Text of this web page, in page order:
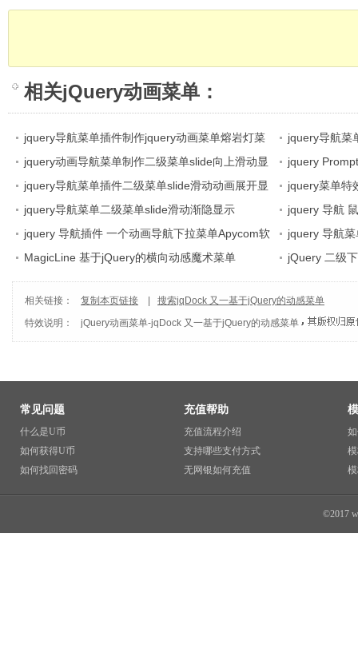
相关jQuery动画菜单 ：
jquery导航菜单插件制作jquery动画菜单熔岩灯菜
单效果
jquery导航菜
航条
jquery动画导航菜单制作二级菜单slide向上滑动显
示
jquery
ipad主屏幕触
jquery导航菜单插件二级菜单slide滑动动画展开显
示
jquery菜单特
flash动画酷炫
jquery导航菜单二级菜单slide滑动渐隐显示
jquery 导航
菜单
jquery 导航插件 一个动画导航下拉菜单Apycom软
件的Java下拉菜单
jquery 导航
的向下滑动框
MagicLine 基于jQuery的横向动感魔术菜单
jQuery 二级
不错
相关链接： 复制本页链接
搜索jqDock 又一基于jQuery的动感菜单
特效说明：
jQuery动画菜单-jqDock 又一基于jQuery的动感菜单
常见问题
什么是U币
如何获得U币
如何找回密码
充值帮助
充值流程介绍
支持哪些支付方式
无网银如何充值
©2017